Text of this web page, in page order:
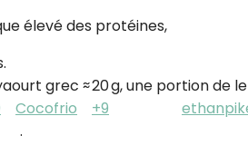
élevé des protéines,
grec ≈ 20 g, une portion de
Cocofrio +9
.
CROQ.
Je consens